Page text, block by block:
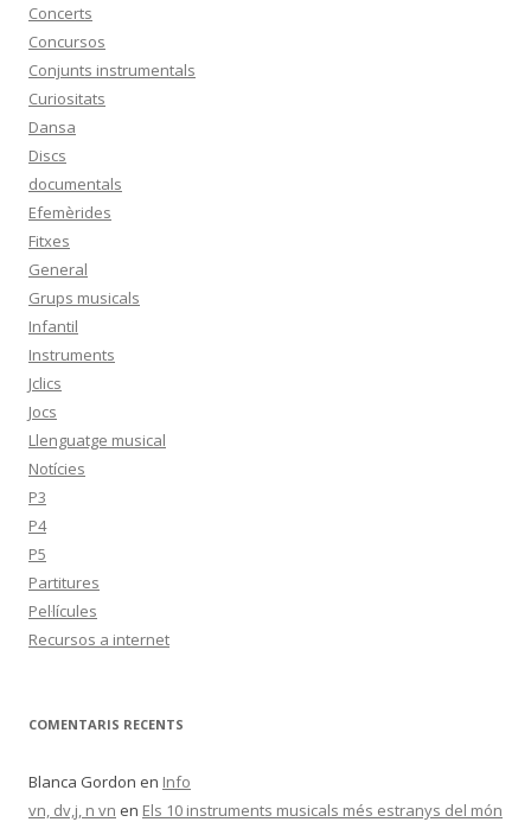
Concerts
Concursos
Conjunts instrumentals
Curiositats
Dansa
Discs
documentals
Efemèrides
Fitxes
General
Grups musicals
Infantil
Instruments
Jclics
Jocs
Llenguatge musical
Notícies
P3
P4
P5
Partitures
Pel·lícules
Recursos a internet
COMENTARIS RECENTS
Blanca Gordon en Info
vn, dv,j, n vn en Els 10 instruments musicals més estranys del món